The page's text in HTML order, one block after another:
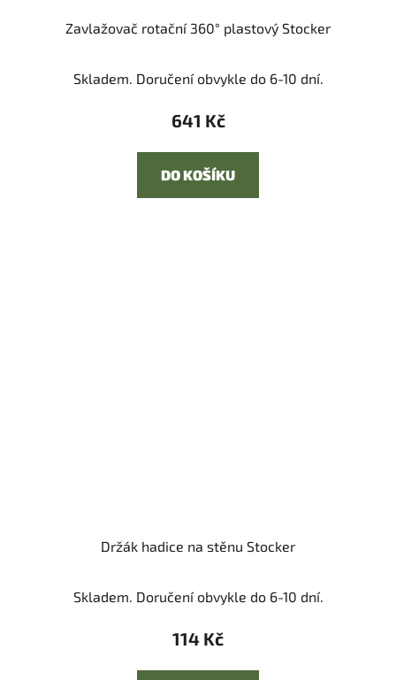
Zavlažovač rotační 360° plastový Stocker
Skladem. Doručení obvykle do 6-10 dní.
641 Kč
DO KOŠÍKU
Držák hadice na stěnu Stocker
Skladem. Doručení obvykle do 6-10 dní.
114 Kč